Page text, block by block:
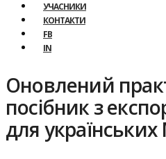
УЧАСНИКИ
КОНТАКТИ
FB
IN
Оновлений
посібник з
для